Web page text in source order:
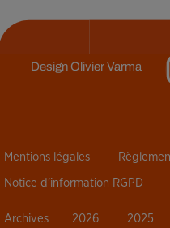
DesignOlivier Varma
Mentions légales
Notice d’information RGPD
Archives 2026 2025